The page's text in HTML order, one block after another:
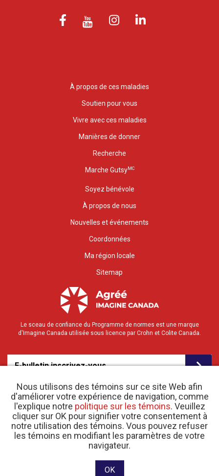
Nous utilisons des témoins sur ce site Web afin
d'améliorer votre expérience de navigation, comme
l'explique notre politique sur les témoins. Veuillez
cliquer sur OK pour signifier votre consentement à
notre utilisation des témoins. Vous pouvez refuser
les témoins en modifiant les paramètres de votre
navigateur.
OK
À propos de ces maladies
Soutien pour vous
Vivre avec ces maladies
Manières de donner
Recherche
Marche GutsyMC
Soyez bénévole
À propos de nous
Nouvelles et événements
Coordonnées
Ma région locale
Sitemap
Le sceau de confiance du Programme de normes est une marque
d'Imagine Canada utilisée sous licence par Crohn et Colite Canada.
E-bulletin inscrivez-vous
© 2026 Crohn et Colite Canada |Politique de confidentialité
d’organisme de bienfaisance 11883 1486 RR 0001
Site web conçu et développé par raisin Software.